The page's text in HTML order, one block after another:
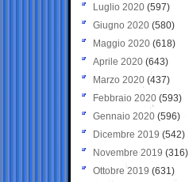
Luglio 2020 (597)
Giugno 2020 (580)
Maggio 2020 (618)
Aprile 2020 (643)
Marzo 2020 (437)
Febbraio 2020 (593)
Gennaio 2020 (596)
Dicembre 2019 (542)
Novembre 2019 (316)
Ottobre 2019 (631)